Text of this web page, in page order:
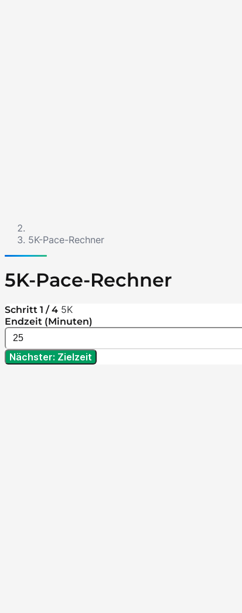
5K-Pace-Rechner
5K-Pace-Rechner
Schritt 1 / 4 5K
Endzeit (Minuten)
Nächster: Zielzeit